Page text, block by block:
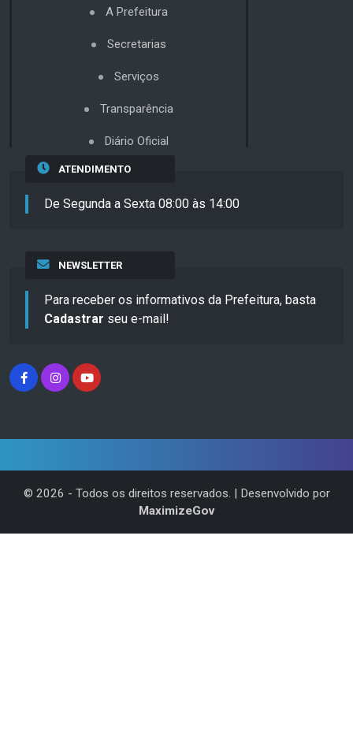
A Prefeitura
Secretarias
Serviços
Transparência
Diário Oficial
ATENDIMENTO
De Segunda a Sexta 08:00 às 14:00
NEWSLETTER
Para receber os informativos da Prefeitura, basta
Cadastrar seu e-mail!
© 2026 - Todos os direitos reservados. | Desenvolvido por
MaximizeGov